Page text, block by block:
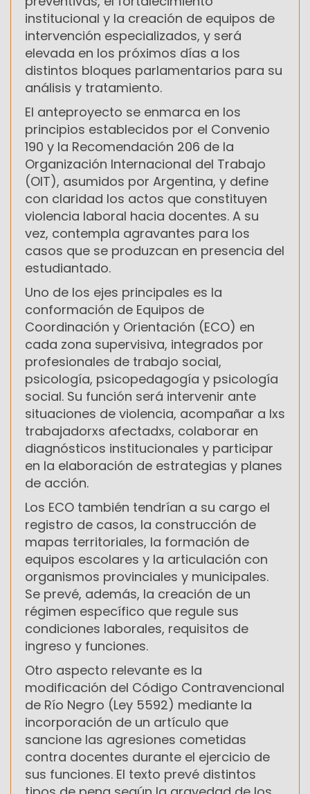
institucional y la creación de equipos de
intervención especializados, y será
elevada en los próximos días a los
distintos bloques parlamentarios para su
análisis y tratamiento.
El anteproyecto se enmarca en los
principios establecidos por el Convenio
190 y la Recomendación 206 de la
Organización Internacional del Trabajo
(OIT), asumidos por Argentina, y define
con claridad los actos que constituyen
violencia laboral hacia docentes. A su
vez, contempla agravantes para los
casos que se produzcan en presencia del
estudiantado.
Uno de los ejes principales es la
conformación de Equipos de
Coordinación y Orientación (ECO) en
cada zona supervisiva, integrados por
profesionales de trabajo social,
psicología, psicopedagogía y psicología
social. Su función será intervenir ante
situaciones de violencia, acompañar a lxs
trabajadorxs afectadxs, colaborar en
diagnósticos institucionales y participar
en la elaboración de estrategias y planes
de acción.
Los ECO también tendrían a su cargo el
registro de casos, la construcción de
mapas territoriales, la formación de
equipos escolares y la articulación con
organismos provinciales y municipales.
Se prevé, además, la creación de un
régimen específico que regule sus
condiciones laborales, requisitos de
ingreso y funciones.
Otro aspecto relevante es la
modificación del Código Contravencional
de Río Negro (Ley 5592) mediante la
incorporación de un artículo que
sancione las agresiones cometidas
contra docentes durante el ejercicio de
sus funciones. El texto prevé distintos